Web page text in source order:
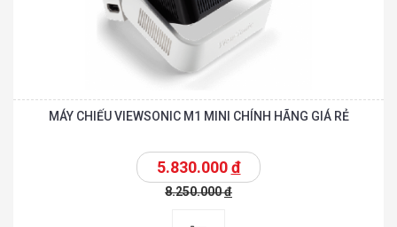
MÁY CHIẾU VIEWSONIC M1 MINI CHÍNH HÃNG GIÁ RẺ
5.830.000đ
8.250.000đ